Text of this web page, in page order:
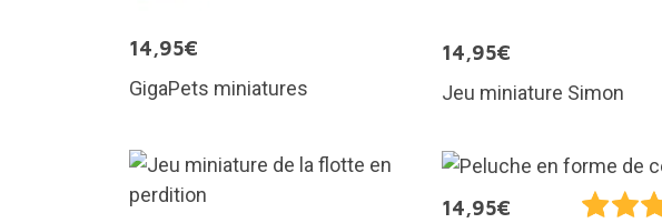
14,95€
GigaPets miniatures
14,95€
Jeu miniature Simon
14,95€